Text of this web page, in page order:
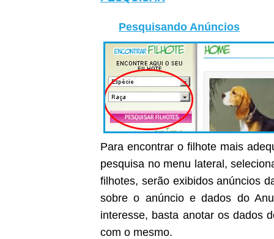
Pesquisando Anúncios
Para encontrar o filhote mais
pesquisa no menu lateral,
filhotes, serão exibidos anúncios
sobre o anúncio e dados do
interesse, basta anotar os dados
com o mesmo.